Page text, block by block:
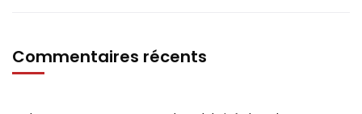
Commentaires récents